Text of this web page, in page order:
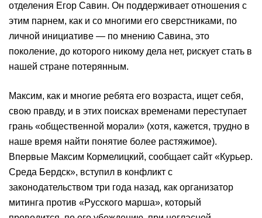
отделения Егор Савин. Он поддерживает отношения с
этим парнем, как и со многими его сверстниками, по
личной инициативе — по мнению Савина, это
поколение, до которого никому дела нет, рискует стать в
нашей стране потерянным.
Максим, как и многие ребята его возраста, ищет себя,
свою правду, и в этих поисках временами переступает
грань «общественной морали» (хотя, кажется, трудно в
наше время найти понятие более растяжимое).
Впервые Максим Кормелицкий, сообщает сайт «Курьер.
Среда Бердск», вступил в конфликт с
законодательством три года назад, как организатор
митинга против «Русского марша», который